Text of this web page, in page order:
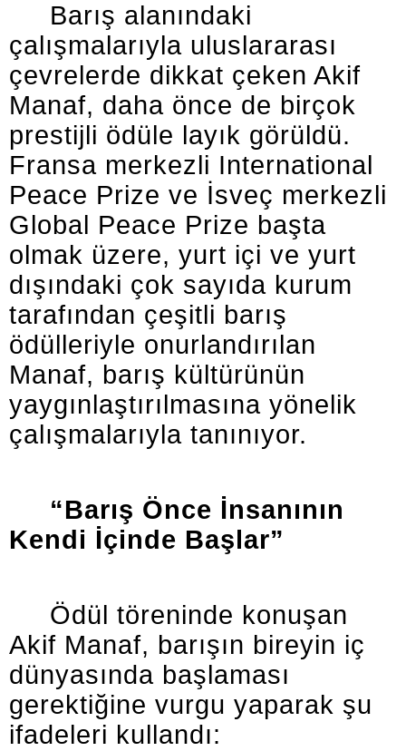
Barış alanındaki
çalışmalarıyla uluslararası
çevrelerde dikkat çeken Akif
Manaf, daha önce de birçok
prestijli ödüle layık görüldü.
Fransa merkezli International
Peace Prize ve İsveç merkezli
Global Peace Prize başta
olmak üzere, yurt içi ve yurt
dışındaki çok sayıda kurum
tarafından çeşitli barış
ödülleriyle onurlandırılan
Manaf, barış kültürünün
yaygınlaştırılmasına yönelik
çalışmalarıyla tanınıyor.
“Barış Önce İnsanının
Kendi İçinde Başlar”
Ödül töreninde konuşan
Akif Manaf, barışın bireyin iç
dünyasında başlaması
gerektiğine vurgu yaparak şu
ifadeleri kullandı: